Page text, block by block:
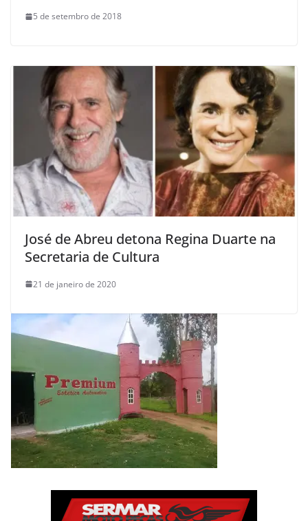
5 de setembro de 2018
José de Abreu detona Regina Duarte na
Secretaria de Cultura
21 de janeiro de 2020